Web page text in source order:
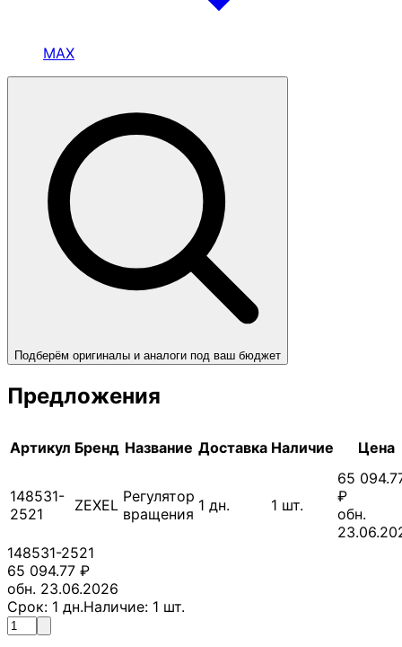
MAX
Подберём оригиналы и аналоги под ваш бюджет
Предложения
Артикул Бренд Название Доставка Наличие Цена
148531-
2521
ZEXEL Регулятор
вращения 1 дн. 1 шт.
65
₽
обн.
148531-2521
65 094.77 ₽
обн. 23.06.2026
Срок: 1 дн.Наличие: 1 шт.